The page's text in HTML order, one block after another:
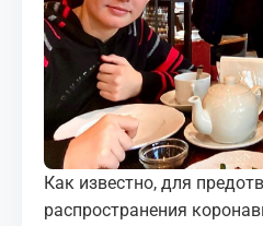
Как известно, для
распространения